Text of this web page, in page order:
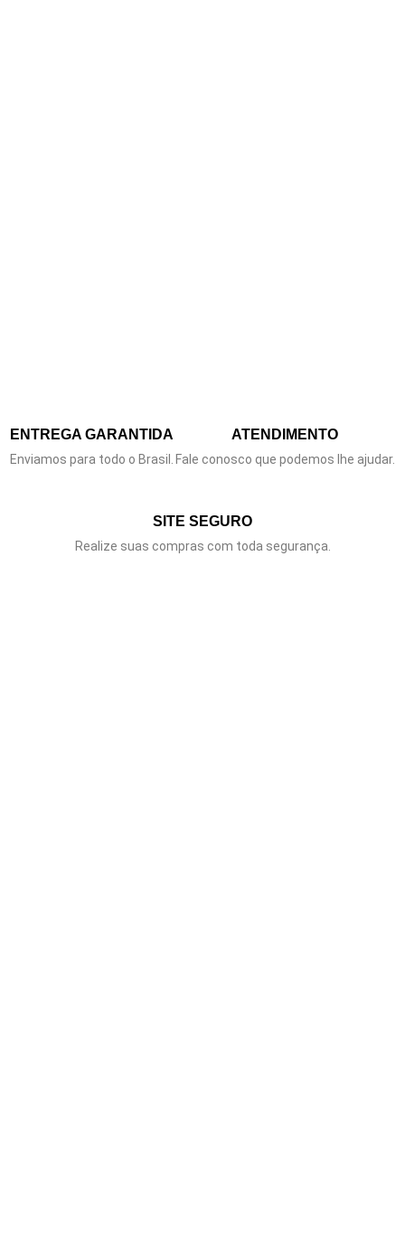
ENTREGA GARANTIDA
Enviamos para todo o Brasil.
ATENDIMENTO
Fale conosco que podemos lhe ajudar.
SITE SEGURO
Realize suas compras com toda segurança.